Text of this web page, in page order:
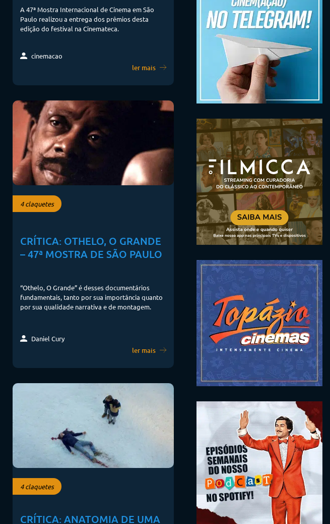
A 47ª Mostra Internacional de Cinema em São
Paulo realizou a entrega dos prêmios desta
edição do festival na Cinemateca.
cinemacao
ler mais
4 claquetes
CRÍTICA: OTHELO, O GRANDE
– 47ª MOSTRA DE SÃO PAULO
“Othelo, O Grande” é desses documentários
fundamentais, tanto por sua importância quanto
por sua qualidade narrativa e de montagem.
Daniel Cury
ler mais
4 claquetes
CRÍTICA: ANATOMIA DE UMA